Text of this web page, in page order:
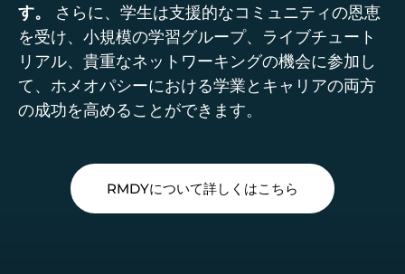
す。
さらに、学生は支援的なコミュニティの恩恵
を受け、小規模の学習グループ、ライブチュート
リアル、貴重なネットワーキングの機会に参加し
て、ホメオパシーにおける学業とキャリアの両方
の成功を高めることができます。
RMDYについて詳しくはこちら